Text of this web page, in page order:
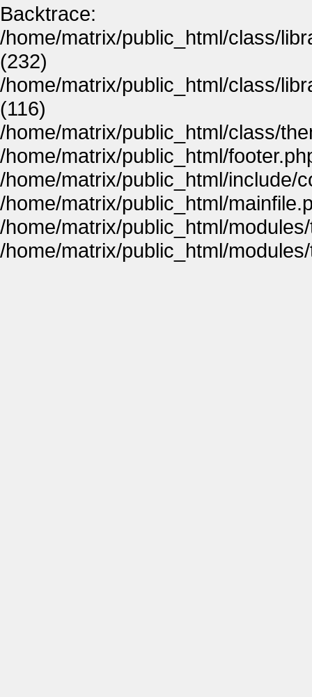
Backtrace:
/home/matrix/public_html/class/
(232)
/home/matrix/public_html/class/
(116)
/home/matrix/public_html/class/
/home/matrix/public_html/
/home/matrix/public_html/include/
/home/matrix/public_html/
/home/matrix/public_html/
/home/matrix/public_html/